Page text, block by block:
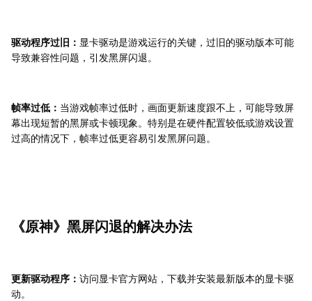
驱动程序过旧： 显卡驱动是游戏运行的关键，过旧的驱动版本可能
导致兼容性问题，引发黑屏闪退。
帧率过低： 当游戏帧率过低时，画面更新速度跟不上，可能导致屏
幕出现短暂的黑屏或卡顿现象。特别是在硬件配置较低或游戏设置
过高的情况下，帧率过低更容易引发黑屏问题。
《原神》黑屏闪退的解决办法
更新驱动程序： 访问显卡官方网站，下载并安装最新版本的显卡驱
动。